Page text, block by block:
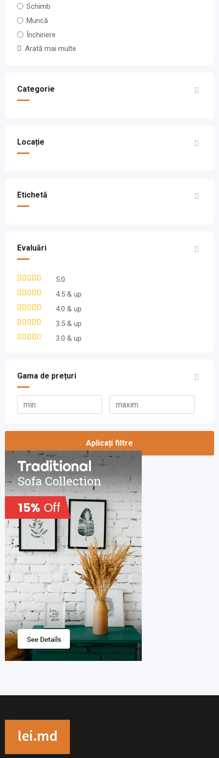
Schimb
Muncă
Închiriere
Arată mai multe
Categorie
Locație
Etichetă
Evaluări
5.0
4.5 & up
4.0 & up
3.5 & up
3.0 & up
Gama de prețuri
Aplicați filtre